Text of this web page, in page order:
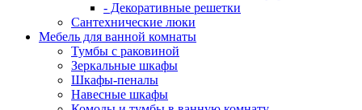
- Декоративные решетки
Сантехнические люки
Мебель для ванной комнаты
Тумбы с раковиной
Зеркальные шкафы
Шкафы-пеналы
Навесные шкафы